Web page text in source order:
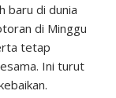
baru di dunia
di Minggu
tetap
Ini turut